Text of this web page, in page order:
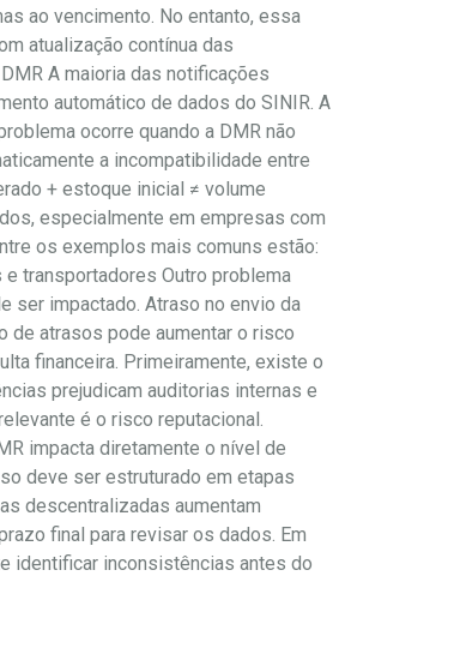
ao vencimento. No entanto, essa
atualização contínua das
A maioria das notificações
automático de dados do SINIR. A
ocorre quando a DMR não
a incompatibilidade entre
+ estoque inicial ≠ volume
especialmente em empresas com
os exemplos mais comuns estão:
transportadores Outro problema
ser impactado. Atraso no envio da
de atrasos pode aumentar o risco
financeira. Primeiramente, existe o
prejudicam auditorias internas e
é o risco reputacional.
impacta diretamente o nível de
deve ser estruturado em etapas
descentralizadas aumentam
final para revisar os dados. Em
identificar inconsistências antes do